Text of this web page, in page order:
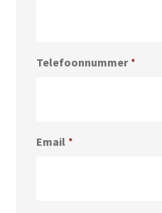
Telefoonnummer *
Email *